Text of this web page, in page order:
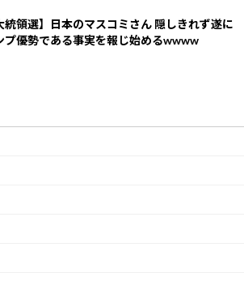
統領選】日本のマスコミさん 隠しきれず遂に
プ優勢である事実を報じ始めるwwww